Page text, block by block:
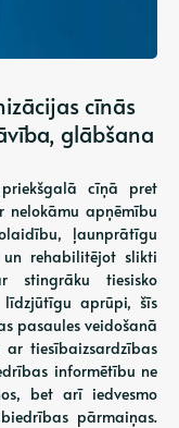
cīnās
glābšana
cīņā pret
nelokāmu apņēmību
ļaunprātīgu
un rehabilitējot slikti
stingrāku tiesisko
aprūpi, šīs
pasaules veidošanā
tiesībaizsardzības
informētību ne
bet arī iedvesmo
pārmaiņas.